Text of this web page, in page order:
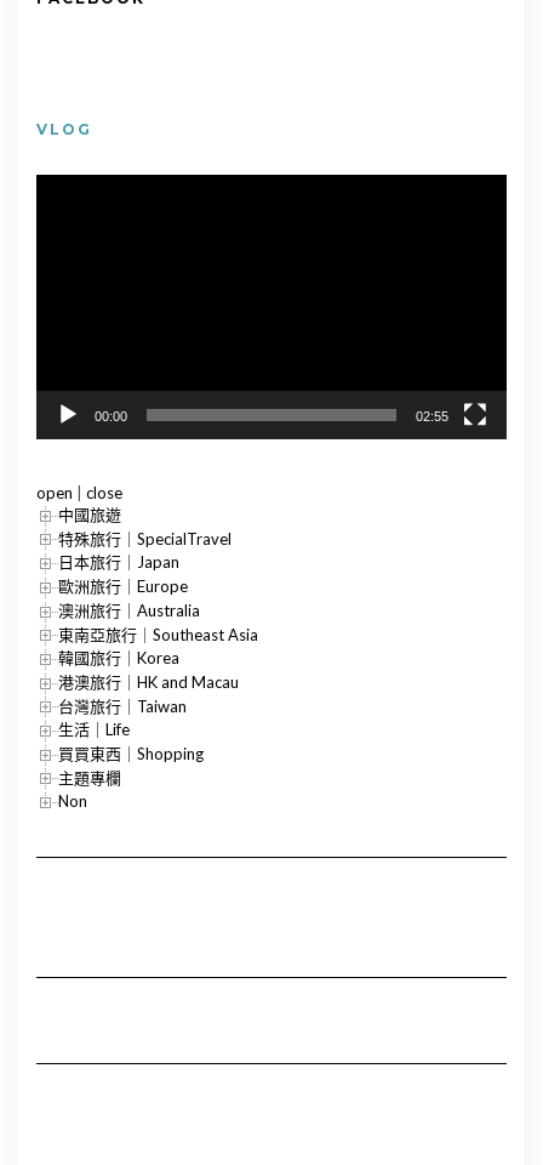
VLOG
00:00 02:55
open
close
中國旅遊
特殊旅行｜SpecialTravel
日本旅行｜Japan
歐洲旅行｜Europe
澳洲旅行｜Australia
東南亞旅行｜Southeast Asia
韓國旅行｜Korea
港澳旅行｜HK and Macau
台灣旅行｜Taiwan
生活｜Life
買買東西｜Shopping
主題專欄
Non